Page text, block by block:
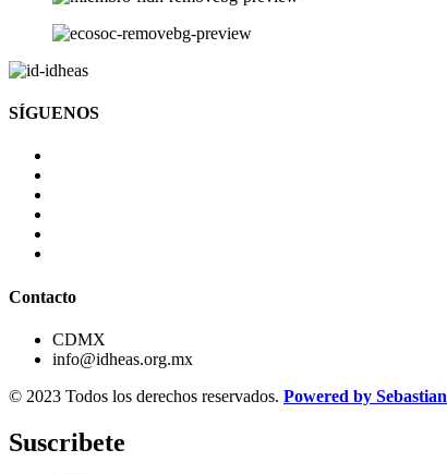
SÍGUENOS
Contacto
CDMX
info@idheas.org.mx
© 2023 Todos los derechos reservados. Powered by
Suscribete